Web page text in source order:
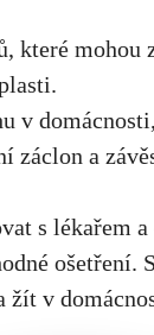
které
v
záclon⁢ a
‌s lékařem
v‍